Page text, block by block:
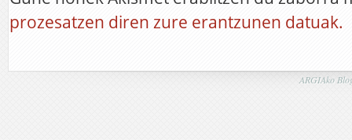
prozesatzen diren zure erantzunen datuak.
ARGIAko